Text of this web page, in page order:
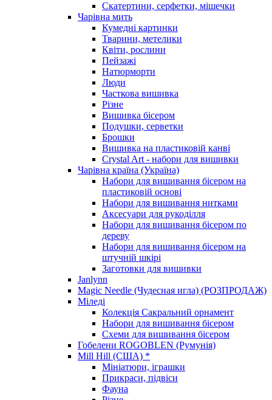
Скатертини, серфетки, мішечки
Чарiвна мить
Кумедні картинки
Тварини, метелики
Квіти, рослини
Пейзажі
Натюрморти
Люди
Часткова вишивка
Різне
Вишивка бісером
Подушки, серветки
Брошки
Вишивка на пластиковій канві
Crystal Art - набори для вишивки
Чарівна країна (Україна)
Набори для вишивання бісером на
пластиковій основі
Набори для вишивання нитками
Аксесуари для рукоділля
Набори для вишивання бісером по
дереву
Набори для вишивання бісером на
штучній шкірі
Заготовки для вишивки
Janlynn
Magic Needle (Чудесная игла) (РОЗПРОДАЖ)
Міледі
Колекція Сакральний орнамент
Набори для вишивання бісером
Схеми для вишивання бісером
Гобелени ROGOBLEN (Румунія)
Mill Hill (США) *
Мініатюри, іграшки
Прикраси, підвіси
Фауна